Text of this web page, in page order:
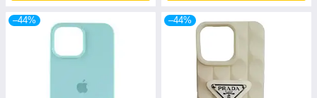
–44% –44%